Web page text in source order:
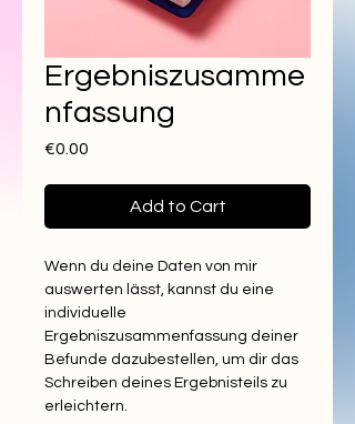
Ergebniszusamme
nfassung
€0.00
Add to Cart
Wenn du deine Daten von mir
auswerten lässt, kannst du eine
individuelle
Ergebniszusammenfassung deiner
Befunde dazubestellen, um dir das
Schreiben deines Ergebnisteils zu
erleichtern.